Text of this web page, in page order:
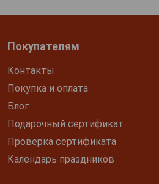
Покупателям
Контакты
Покупка и оплата
Блог
Подарочный сертификат
Проверка сертификата
Календарь праздников